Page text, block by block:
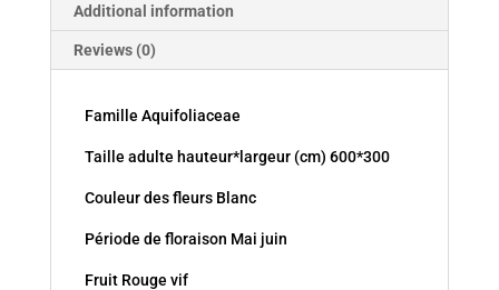
Additional information
Reviews (0)
Famille Aquifoliaceae
Taille adulte hauteur*largeur (cm) 600*300
Couleur des fleurs Blanc
Période de floraison Mai juin
Fruit Rouge vif